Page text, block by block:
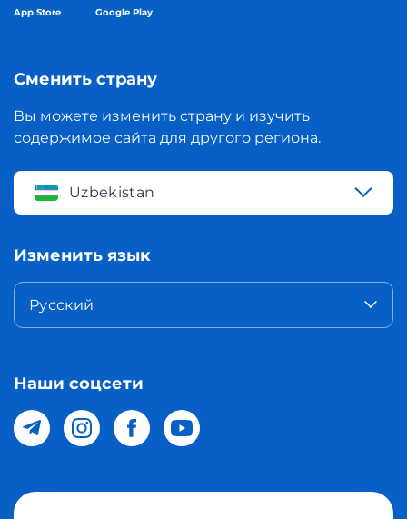
App Store Google Play
Сменить страну
Вы можете изменить страну и изучить
содержимое сайта для другого региона.
Uzbekistan
Изменить язык
Русский
Наши соцсети